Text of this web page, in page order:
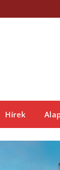
Hírek